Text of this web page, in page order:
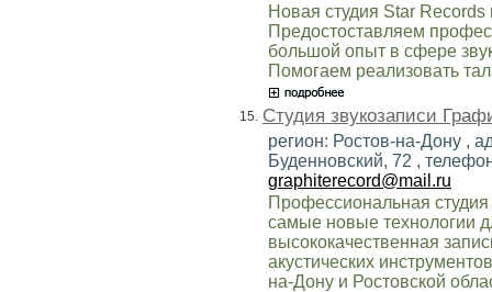
Новая студия Star
Предостоставляем
большой опыт в сфере
Помогаем реализовать
15. Студия звукозаписи
регион: Ростов-на-Дону ,
Буденновский, 72 ,
graphiterecord@mail.ru
Профессиональная
самые новые технологии
высококачественная
акустических
на-Дону и Ростовской